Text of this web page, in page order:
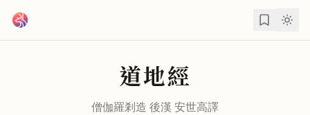
道地經
僧伽羅剎造 後漢 安世高譯